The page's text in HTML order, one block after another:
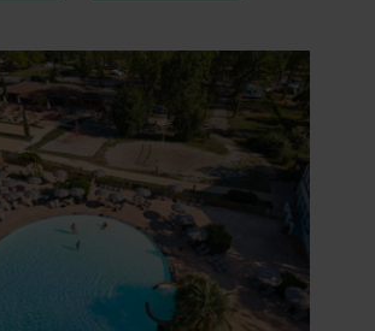
uitvalsbasis om de lagune, de fijne
zandstranden en de oesterkramen te
verkennen.